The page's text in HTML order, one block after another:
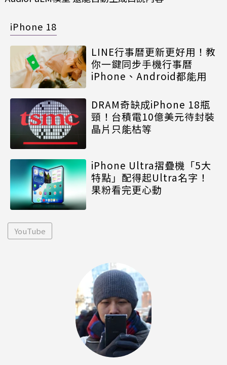
iPhone 18
LINE行事曆更新更好用！教
你一鍵同步手機行事曆
iPhone、Android都能用
DRAM奇缺成iPhone 18瓶
頸！台積電10億美元待封裝
晶片只能枯等
iPhone Ultra摺疊機「5大
特點」配得起Ultra名字！
果粉看完更心動
YouTube